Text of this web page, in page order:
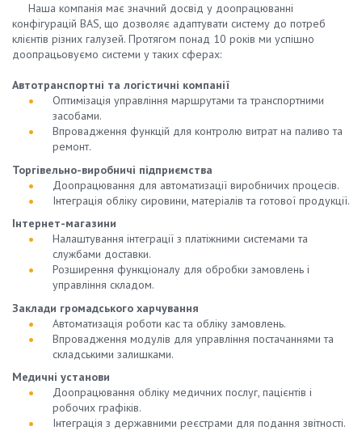
Наша компанія має значний досвід у доопрацюванні
конфігурацій BAS, що дозволяє адаптувати систему до потреб
клієнтів різних галузей. Протягом понад 10 років ми успішно
доопрацьовуємо системи у таких сферах:
Автотранспортні та логістичні компанії
Оптимізація управління маршрутами та транспортними
засобами.
Впровадження функцій для контролю витрат на паливо та
ремонт.
Торгівельно-виробничі підприємства
Доопрацювання для автоматизації виробничих процесів.
Інтеграція обліку сировини, матеріалів та готової продукції.
Інтернет-магазини
Налаштування інтеграції з платіжними системами та
службами доставки.
Розширення функціоналу для обробки замовлень і
управління складом.
Заклади громадського харчування
Автоматизація роботи кас та обліку замовлень.
Впровадження модулів для управління постачаннями та
складськими залишками.
Медичні установи
Доопрацювання обліку медичних послуг, пацієнтів і
робочих графіків.
Інтеграція з державними реєстрами для подання звітності.